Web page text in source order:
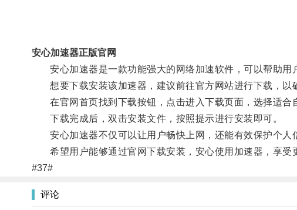
安心加速器正版官网
安心加速器是一款功能强大的网络加速软件，可以帮助用
想要下载安装该加速器，建议前往官方网站进行下载，以
在官网首页找到下载按钮，点击进入下载页面，选择适合
下载完成后，双击安装文件，按照提示进行安装即可。
安心加速器不仅可以让用户畅快上网，还能有效保护个人
希望用户能够通过官网下载安装，安心使用加速器，享受
#37#
评论